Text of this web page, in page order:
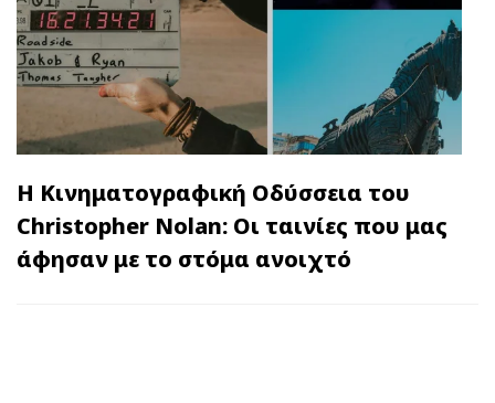
Η Κινηματογραφική Οδύσσεια του
Christopher Nolan: Οι ταινίες που μας
άφησαν με το στόμα ανοιχτό